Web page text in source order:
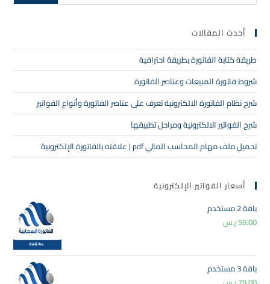
أحدث المقالات
طريقة كتابة الفاتورة بطريقة احترافية
شروط فاتورة المبيعات وعناصر الفاتورة
شرح نظام الفاتورة الالكترونية تعرف على عناصر الفاتورة وأنواع الفواتير
شرح الفواتير الالكترونية ومراحل تطبيقها
تحميل ملف مهام المحاسب المالي pdf | علاقته بالفاتورة الإلكترونية
أسعار الفواتير الإلكترونية
باقة 2 مستخدم
59.00ر.س
باقة 3 مستخدم